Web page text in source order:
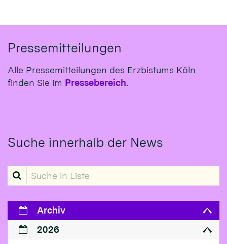
Pressemitteilungen
Alle Pressemitteilungen des Erzbistums Köln
finden Sie im Pressebereich.
Suche innerhalb der News
Suche in Liste
Archiv
2026